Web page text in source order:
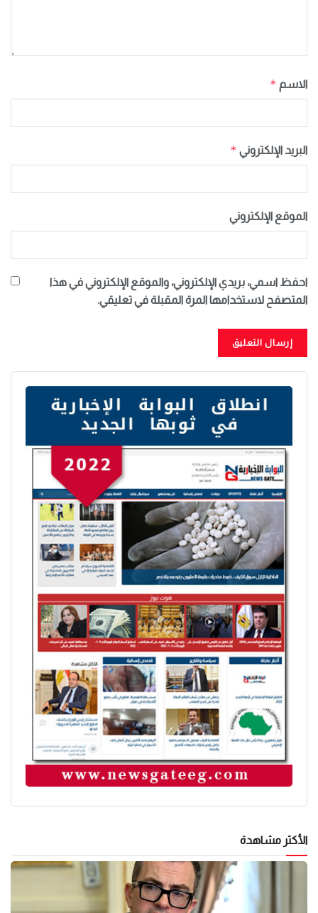
الاسم *
البريد الإلكتروني *
الموقع الإلكتروني
احفظ اسمي، بريدي الإلكتروني، والموقع الإلكتروني في هذا
المتصفح لاستخدامها المرة المقبلة في تعليقي.
الأكثر مشاهدة